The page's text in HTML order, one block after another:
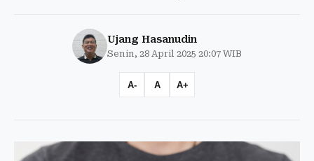
Ujang Hasanudin
Senin, 28 April 2025 20:07 WIB
A- A A+